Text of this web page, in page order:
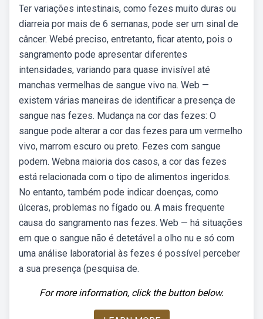
Ter variações intestinais, como fezes muito duras ou
diarreia por mais de 6 semanas, pode ser um sinal de
câncer. Webé preciso, entretanto, ficar atento, pois o
sangramento pode apresentar diferentes
intensidades, variando para quase invisível até
manchas vermelhas de sangue vivo na. Web —
existem várias maneiras de identificar a presença de
sangue nas fezes. Mudança na cor das fezes: O
sangue pode alterar a cor das fezes para um vermelho
vivo, marrom escuro ou preto. Fezes com sangue
podem. Webna maioria dos casos, a cor das fezes
está relacionada com o tipo de alimentos ingeridos.
No entanto, também pode indicar doenças, como
úlceras, problemas no fígado ou. A mais frequente
causa do sangramento nas fezes. Web — há situações
em que o sangue não é detetável a olho nu e só com
uma análise laboratorial às fezes é possível perceber
a sua presença (pesquisa de.
For more information, click the button below.